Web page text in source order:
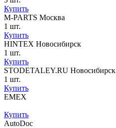
Купить
M-PARTS Москва
1 шт.
Купить
HINTEX Новосибирск
1 шт.
Купить
STODETALEY.RU Новосибирск
1 шт.
Купить
EMEX
Купить
AutoDoc